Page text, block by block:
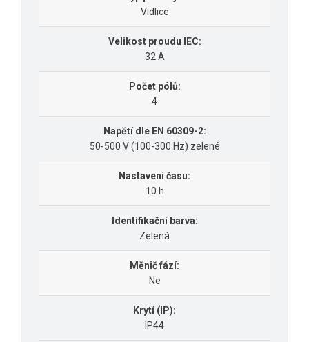
Vidlice
Velikost proudu IEC:
32 A
Počet pólů:
4
Napětí dle EN 60309-2:
50-500 V (100-300 Hz) zelené
Nastavení času:
10 h
Identifikační barva:
Zelená
Měnič fází:
Ne
Krytí (IP):
IP44